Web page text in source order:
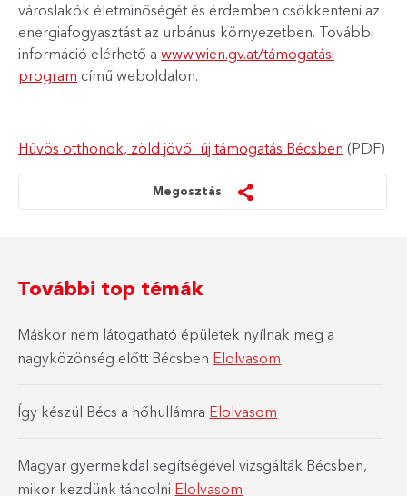
városlakók életminőségét és érdemben csökkenteni az
energiafogyasztást az urbánus környezetben. További
információ elérhető a www.wien.gv.at/támogatási
program című weboldalon.
Hűvös otthonok, zöld jövő: új támogatás Bécsben (PDF)
Megosztás
További top témák
Máskor nem látogatható épületek nyílnak meg a
nagyközönség előtt Bécsben Elolvasom
Így készül Bécs a hőhullámra Elolvasom
Magyar gyermekdal segítségével vizsgálták Bécsben,
mikor kezdünk táncolni Elolvasom